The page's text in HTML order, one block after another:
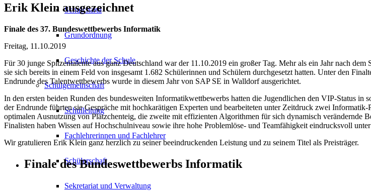
Schulcharta
Grundordnung
Geschichte der Schule
Schulgemeinschaft
Schulleitung
Fachlehrerinnen und Fachlehrer
Schülerschaft
Sekretariat und Verwaltung
Erik Klein ausgezeichnet
Finale des 37. Bundeswettbewerbs Informatik
Freitag, 11.10.2019
Für 30 junge Spitzentalente aus ganz Deutschland war der 11.10.2019 ein großer Tag. Mehr als ein Jahr nach
sie sich bereits in einem Feld von insgesamt 1.682 Schülerinnen und Schülern durchgesetzt hatten. Unter den
Endrunde des Talentwettbewerbs wurde in diesem Jahr von SAP SE in Walldorf ausgerichtet.
In den ersten beiden Runden des bundesweiten Informatikwettbewerbs hatten die Jugendlichen den VIP-Status
der Endrunde führten sie Gespräche mit hochkarätigen Experten und bearbeiteten unter Zeitdruck zwei
optimalen Ausnutzung von Plätzchenteig, die zweite mit effizienten Algorithmen für sich dynamisch
Finalisten haben Wissen auf Hochschulniveau sowie ihre hohe Problemlöse- und Teamfähigkeit eindrucksvoll
Wir gratulieren Erik Klein ganz herzlich zu seiner beeindruckenden Leistung und zu seinem Titel als Preisträger.
Finale des Bundeswettbewerbs Informatik